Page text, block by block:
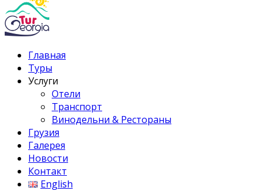
Главная
Туры
Услуги
Отели
Транспорт
Винодельни & Рестораны
Грузия
Галерея
Новости
Контакт
English